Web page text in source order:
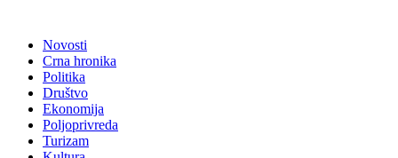
Novosti
Crna hronika
Politika
Društvo
Ekonomija
Poljoprivreda
Turizam